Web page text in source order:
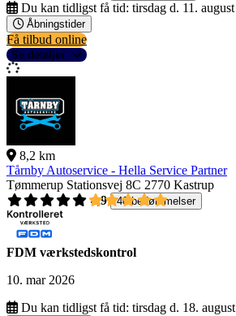
Du kan tidligst få tid: tirsdag d. 11. august
Åbningstider
Få tilbud online
Se detaljer
8,2 km
Tårnby Autoservice - Hella Service Partner
Tømmerup Stationsvej 8C 2770 Kastrup
4,9
40 bedømmelser
FDM værkstedskontrol
10. mar 2026
Du kan tidligst få tid: tirsdag d. 18. august